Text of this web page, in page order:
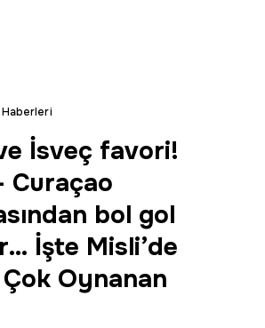
Haberleri
İsveç favori!
Curaçao
bol gol
İşte Misli’de
Oynanan